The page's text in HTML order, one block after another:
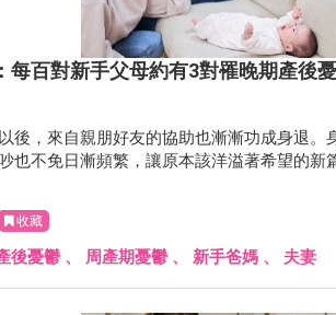
每百對新手父母約有3對罹晚期產後
後，來自親朋好友的協助也漸漸功成身退。
也不免日漸頻繁，讓原本該洋溢著希望的
收藏
後憂鬱 、 周產期憂鬱 、 新手爸媽 、 夫妻